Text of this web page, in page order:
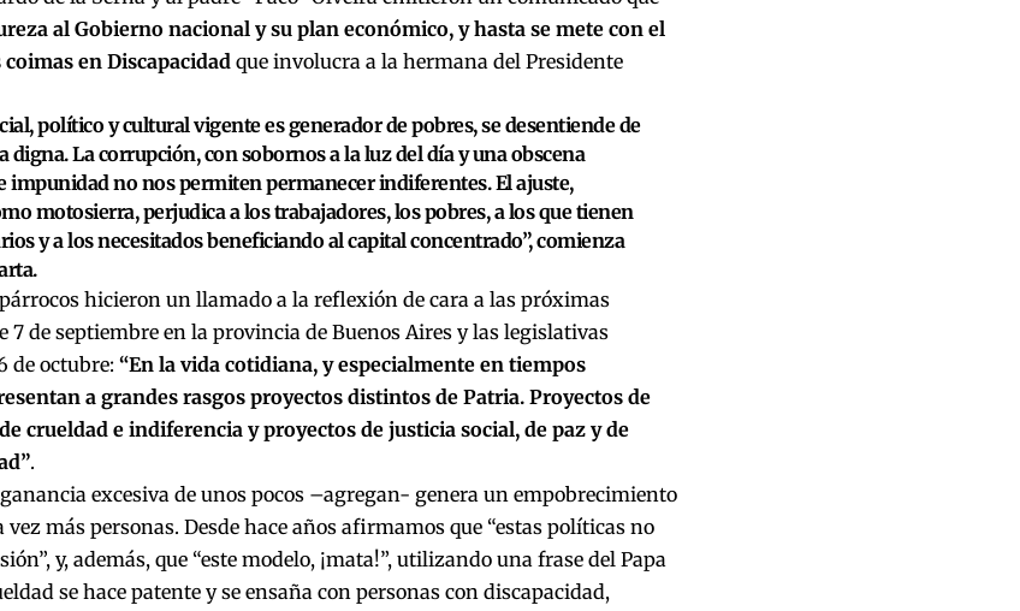
al Gobierno nacional y su plan económico, y hasta se mete con el
en Discapacidadque involucra a la hermana del Presidente
político y cultural vigente es generador de pobres, se desentiende de
digna. La corrupción, con sobornos a la luz del día y una obscena
impunidad no nos permiten permanecer indiferentes. El ajuste,
motosierra, perjudica a los trabajadores, los pobres, a los que tienen
y a los necesitados beneficiando al capital concentrado”, comienza
hicieron un llamado a la reflexión de cara a las próximas
7 de septiembre en la provincia de Buenos Aires y las legislativas
de octubre: “En la vida cotidiana, y especialmente en tiempos
a grandes rasgos proyectos distintos de Patria. Proyectos de
crueldad e indiferencia y proyectos de justicia social, de paz y de
.
ganancia excesiva de unos pocos –agregan- genera un empobrecimiento
vez más personas. Desde hace años afirmamos que “estas políticas no
y, además, que “este modelo, ¡mata!”, utilizando una frase del Papa
se hace patente y se ensaña con personas con discapacidad,